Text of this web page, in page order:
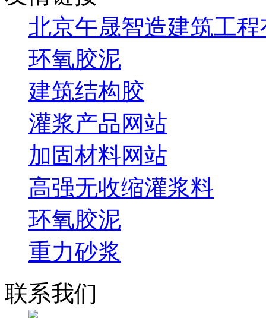
北京午晟智造建筑工
环氧胶泥
建筑结构胶
灌浆产品网站
加固材料网站
高强无收缩灌浆料
环氧胶泥
重力砂浆
联系我们